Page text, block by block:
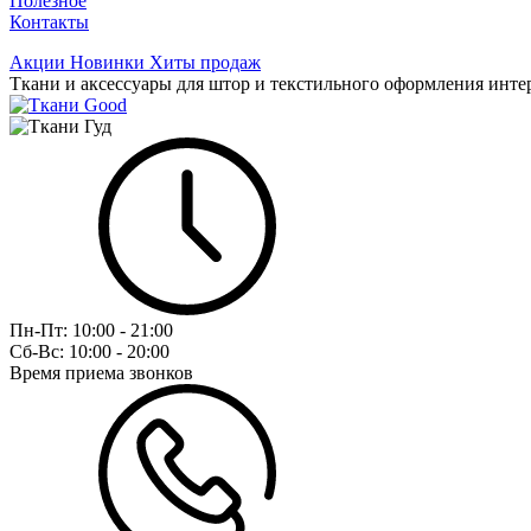
Контакты
Акции Новинки Хиты продаж
Ткани и аксессуары для штор и текстильного оформления
Пн-Пт: 10:00 - 21:00
Сб-Вс: 10:00 - 20:00
Время приема звонков